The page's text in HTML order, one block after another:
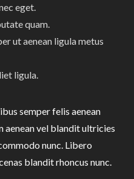
eget.
quam.
ut aenean ligula metus
ligula.
semper felis aenean
aenean vel blandit ultricies
nunc. Libero
blandit rhoncus nunc.